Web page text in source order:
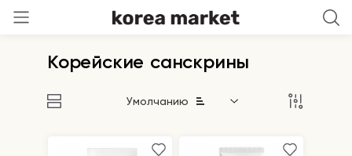
Корейские санскрины
Умолчанию